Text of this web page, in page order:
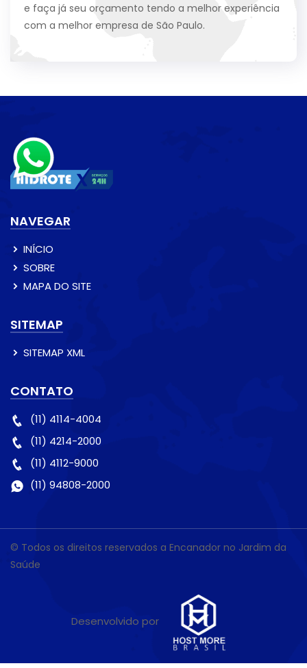
e faça já seu orçamento tendo a melhor experiência
com a melhor empresa de São Paulo.
NAVEGAR
INÍCIO
SOBRE
MAPA DO SITE
SITEMAP
SITEMAP XML
CONTATO
(11) 4114-4004
(11) 4214-2000
(11) 4112-9000
(11) 94808-2000
© Todos os direitos reservados a Encanador no Jardim da
Saúde
Desenvolvido por